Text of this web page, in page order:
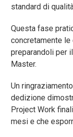
standard di
Questa fase
concretamente
preparandoli per
Master.
Un
dedizione
Project Work
mesi e che